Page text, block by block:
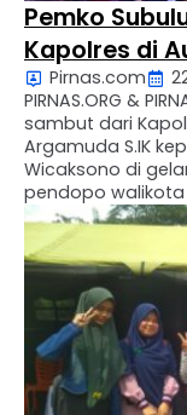
Pemko
Kapolres di
Pirnas.com
PIRNAS.ORG &
sambut dari
Argamuda S.IK
Wicaksono di
pendopo
Walikota
dan selamat
Kapolres Kota
dapat …